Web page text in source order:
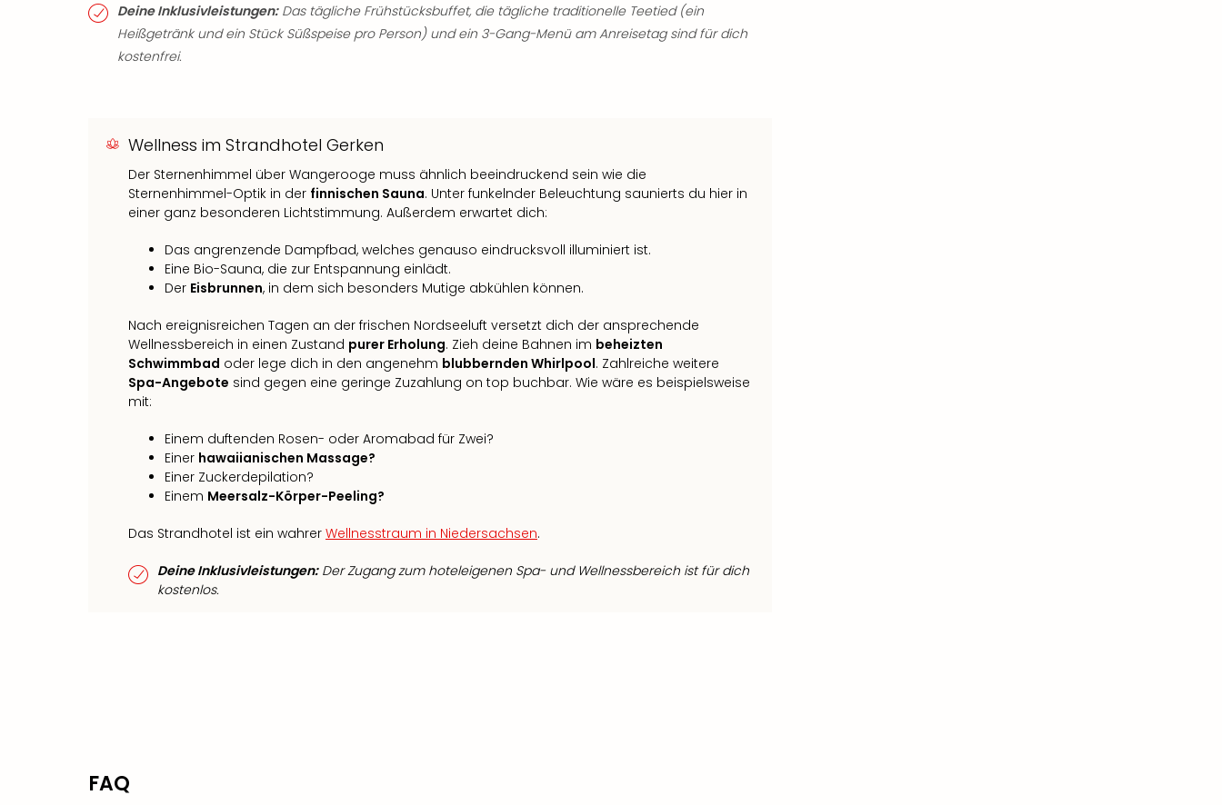
Deine Inklusivleistungen:Das tägliche Frühstücksbuffet, die tägliche traditionelle Teetied (ein
Heißgetränk und ein Stück Süßspeise pro Person) und ein 3-Gang-Menü am Anreisetag sind für dich
kostenfrei.
Wellness im Strandhotel Gerken
Der Sternenhimmel über Wangerooge muss ähnlich beeindruckend sein wie die
Sternenhimmel-Optik in der finnischen Sauna. Unter funkelnder Beleuchtung saunierts du hier in
einer ganz besonderen Lichtstimmung. Außerdem erwartet dich:
Das angrenzende Dampfbad, welches genauso eindrucksvoll illuminiert ist.
Eine Bio-Sauna, die zur Entspannung einlädt.
Der Eisbrunnen, in dem sich besonders Mutige abkühlen können.
Nach ereignisreichen Tagen an der frischen Nordseeluft versetzt dich der ansprechende
Wellnessbereich in einen Zustand purer Erholung. Zieh deine Bahnen im beheizten
Schwimmbad oder lege dich in den angenehm blubbernden Whirlpool. Zahlreiche weitere
Spa-Angebote sind gegen eine geringe Zuzahlung on top buchbar. Wie wäre es beispielsweise
mit:
Einem duftenden Rosen- oder Aromabad für Zwei?
Einer hawaiianischen Massage?
Einer Zuckerdepilation?
Einem Meersalz-Körper-Peeling?
Das Strandhotel ist ein wahrer Wellnesstraum in Niedersachsen.
Deine Inklusivleistungen:Der Zugang zum hoteleigenen Spa- und Wellnessbereich ist für dich
kostenlos.
FAQ